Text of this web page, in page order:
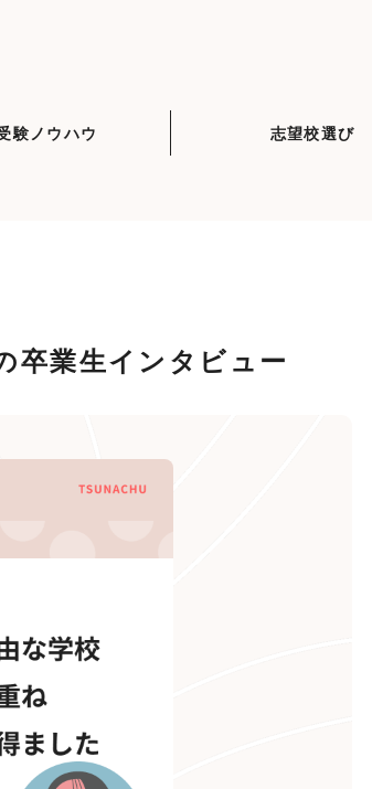
験ノウハウ 志望校選び
卒業生インタビュー